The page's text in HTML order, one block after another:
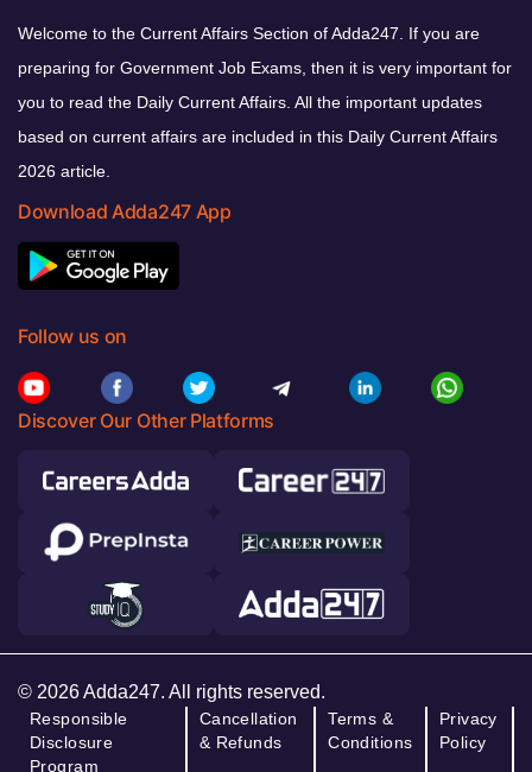
Welcome to the Current Affairs Section of Adda247. If you are
preparing for Government Job Exams, then it is very important for
you to read the Daily Current Affairs. All the important updates
based on current affairs are included in this Daily Current Affairs
2026 article.
Download Adda247 App
Follow us on
Discover Our Other Platforms
© 2026 Adda247. All rights reserved.
Responsible
Disclosure
Program
Cancellation
& Refunds
Terms &
Conditions
Privacy
Policy